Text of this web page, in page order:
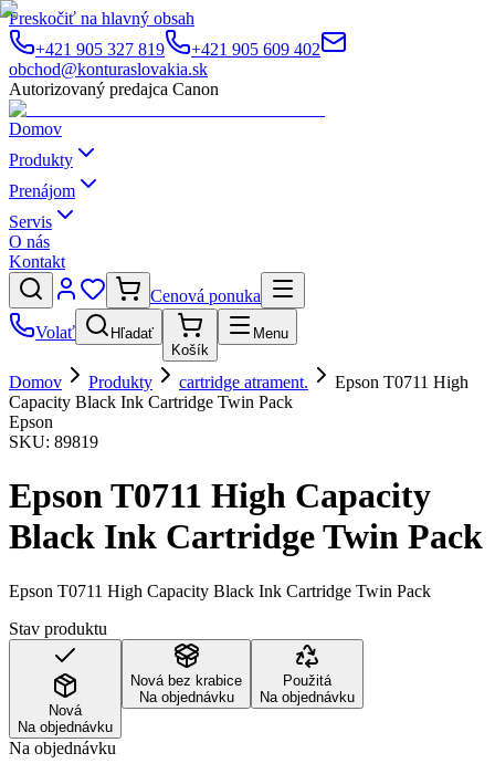
Preskočiť na hlavný obsah
+421 905 327 819
+421 905 609 402
obchod@konturaslovakia.sk
Autorizovaný predajca Canon
Domov
Produkty
Prenájom
Servis
O nás
Kontakt
Cenová ponuka
Volať
Hľadať
Košík
Menu
Domov Produkty cartridge atrament.
Epson T0711 High
Capacity Black Ink Cartridge Twin Pack
Epson
SKU: 89819
Epson T0711 High Capacity
Black Ink Cartridge Twin Pack
Epson T0711 High Capacity Black Ink Cartridge Twin Pack
Stav produktu
Nová
Na objednávku
Nová bez krabice
Na objednávku
Použitá
Na objednávku
Na objednávku